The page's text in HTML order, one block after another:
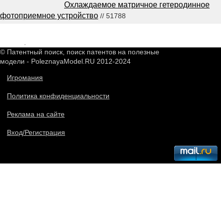
Охлаждаемое матричное гетеродинное
фотоприемное устройство // 51788
© Патентный поиск, поиск патентов на полезные
модели - PoleznayaModel.RU 2012-2024
Игромания
Политика конфиденциальности
Реклама на сайте
Вход/Регистрация